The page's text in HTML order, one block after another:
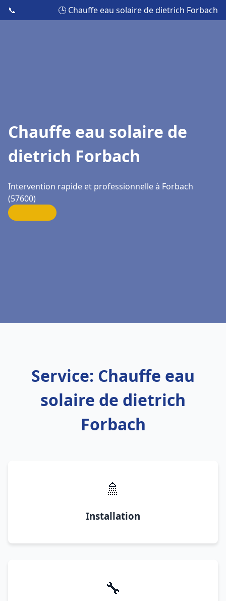
📞 🕒 Chauffe eau solaire de dietrich Forbach
Chauffe eau solaire de
dietrich Forbach
Intervention rapide et professionnelle à Forbach
(57600)
Service: Chauffe eau
solaire de dietrich
Forbach
🚿
Installation
🔧